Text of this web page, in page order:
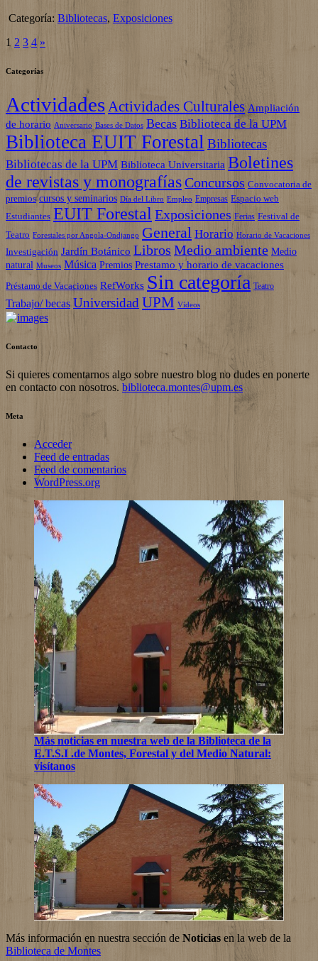
Categoría: Bibliotecas, Exposiciones
1 2 3 4 »
Categorías
ActividadesActividades Culturales Ampliación
de horario Aniversario Bases de Datos Becas Biblioteca de la UPM
Biblioteca EUIT Forestal Bibliotecas
Bibliotecas de la UPM Biblioteca Universitaria Boletines
de revistas y monografíasConcursos Convocatoria de
premios cursos y seminarios Día del Libro Empleo Empresas Espacio web
Estudiantes EUIT Forestal Exposiciones Ferias Festival de
Teatro Forestales por Angola-Ondjango General Horario Horario de Vacaciones
Investigación Jardín Botánico Libros Medio ambiente Medio
natural Museos Música Premios Prestamo y horario de vacaciones
Préstamo de Vacaciones RefWorks Sin categoría Teatro
Trabajo/ becas Universidad UPM Vídeos
Contacto
Si quieres comentarnos algo sobre nuestro blog no dudes en ponerte
en contacto con nosotros. biblioteca.montes@upm.es
Meta
Acceder
Feed de entradas
Feed de comentarios
WordPress.org
Más noticias en nuestra web de la Biblioteca de la
E.T.S.I .de Montes, Forestal y del Medio Natural:
visítanos
Más información en nuestra sección de Noticias en la web de la
Biblioteca de Montes